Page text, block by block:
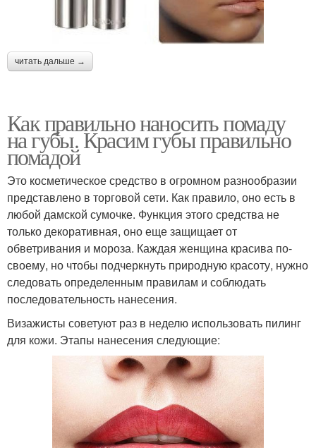
читать дальше →
Как правильно наносить помаду
на губы. Красим губы правильно
помадой
Это косметическое средство в огромном разнообразии
представлено в торговой сети. Как правило, оно есть в
любой дамской сумочке. Функция этого средства не
только декоративная, оно еще защищает от
обветривания и мороза. Каждая женщина красива по-
своему, но чтобы подчеркнуть природную красоту, нужно
следовать определенным правилам и соблюдать
последовательность нанесения.
Визажисты советуют раз в неделю использовать пилинг
для кожи. Этапы нанесения следующие: